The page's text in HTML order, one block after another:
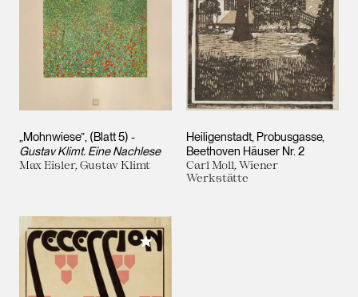
„Mohnwiese”, (Blatt 5) -
Gustav Klimt. Eine Nachlese
Max Eisler, Gustav Klimt
Heiligenstadt, Probusgasse,
Beethoven Häuser Nr. 2
Carl Moll, Wiener
Werkstätte
Meiner Sammlung hinzufügen